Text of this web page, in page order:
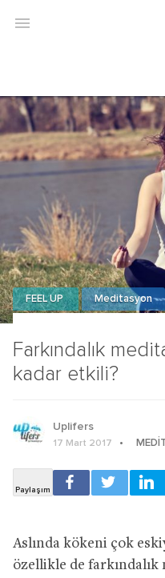

Farkındalık
kadar etkili?
FEEL UP Meditasyon
Uplifers
17 Mart 2017
Aslında kökeni çok
özellikle de